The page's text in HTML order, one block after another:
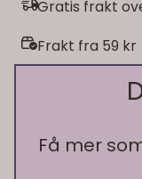
Gratis frakt
Frakt fra 59 kr
Få mer